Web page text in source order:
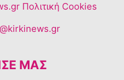
Πολιτική Cookies
ΜΑΣ